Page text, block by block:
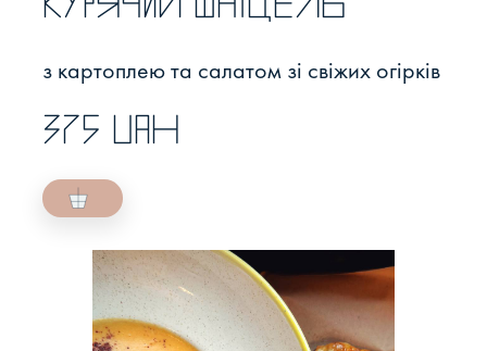
з картоплею та салатом зі свіжих огірків
375 UAH